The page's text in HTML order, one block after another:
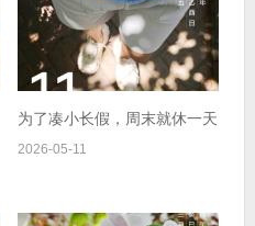
为了凑小长假，周末就休一天
2026-05-11